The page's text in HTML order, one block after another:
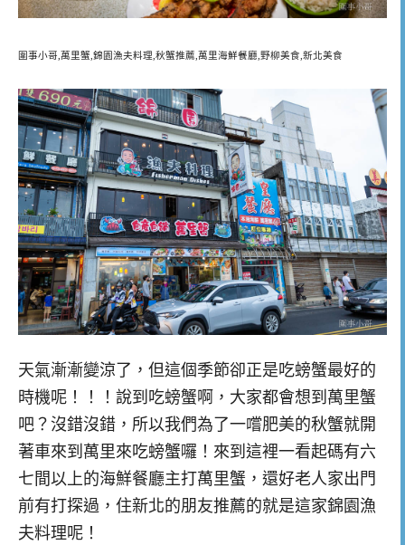
圍事小哥,萬里蟹,錦園漁夫料理,秋蟹推薦,萬里海鮮餐廳,野柳美食,新北美食
天氣漸漸變涼了，但這個季節卻正是吃螃蟹最好的
時機呢！！！說到吃螃蟹啊，大家都會想到萬里蟹
吧？沒錯沒錯，所以我們為了一嚐肥美的秋蟹就開
著車來到萬里來吃螃蟹囉！來到這裡一看起碼有六
七間以上的海鮮餐廳主打萬里蟹，還好老人家出門
前有打探過，住新北的朋友推薦的就是這家錦園漁
夫料理呢！